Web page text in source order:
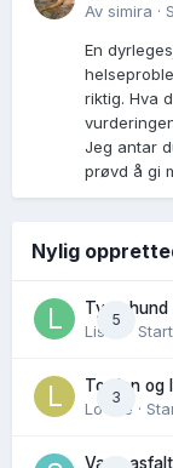
Av simira ·
En
riktig. Hva
Jeg antar
prøvd å gi
Nylig
5
Tynn hund
Lisen
·
3
Torden og
Lovise ·
Varm asfalt